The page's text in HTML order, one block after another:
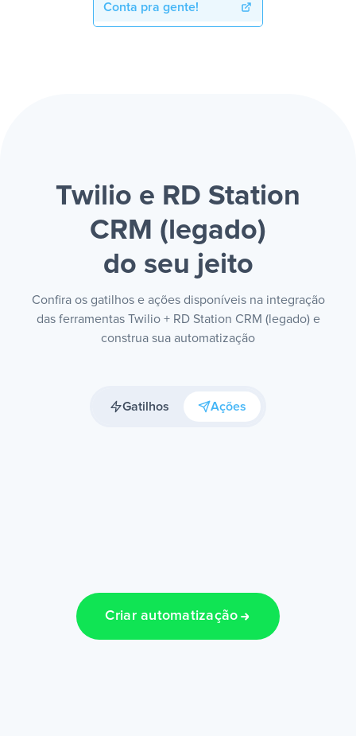
Conta pra gente!
Twilio e RD Station
CRM (legado)
do seu jeito
Confira os gatilhos e ações disponíveis na integração
das ferramentas Twilio + RD Station CRM (legado) e
construa sua automatização
Gatilhos Ações
Criar automatização